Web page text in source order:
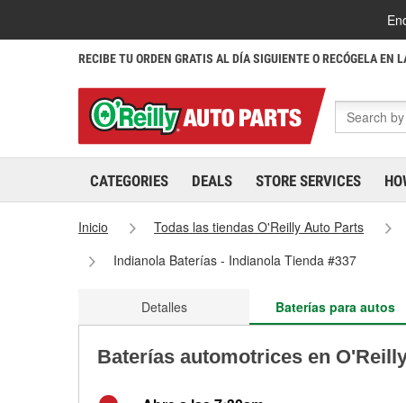
RECIBE TU ORDEN GRATIS AL DÍA SIGUIENTE O RECÓGELA EN
CATEGORIES DEALS STORE SERVICES
Inicio Todas las tiendas O'Reilly Auto Parts
Indianola Baterías - Indianola Tienda #337
Detalles Baterías para autos
Baterías automotrices en